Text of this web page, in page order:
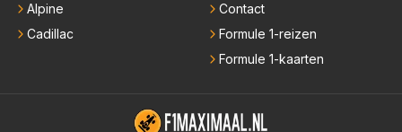
Alpine
Cadillac
Contact
Formule 1-reizen
Formule 1-kaarten